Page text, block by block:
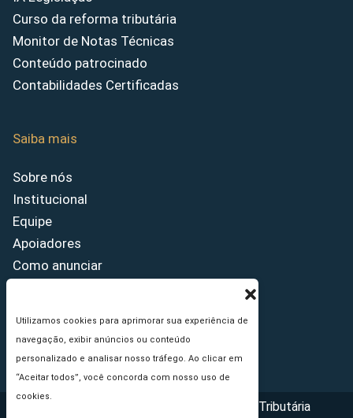
Utilizamos cookies para aprimorar sua experiência de
navegação, exibir anúncios ou conteúdo
personalizado e analisar nosso tráfego. Ao clicar em
“Aceitar todos”, você concorda com nosso uso de
cookies.
Curso da reforma tributária
Monitor de Notas Técnicas
Conteúdo patrocinado
Contabilidades Certificadas
Saiba mais
Sobre nós
Institucional
Equipe
Apoiadores
Como anunciar
Princípios Editoriais
Copyright © 2026 - Portal da Reforma Tributária